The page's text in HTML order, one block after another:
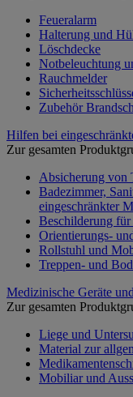
Feueralarm
Halterung und
Löschdecke
Notbeleuchtung
Rauchmelder
Zubehör
Hilfen bei
Zur gesamten
Absicherung von
Badezimmer,
eingeschränkter
Beschilderung
Orientierungs-
Rollstuhl und
Treppen- und
Medizinische Geräte
Zur gesamten
Liege und
Material zur
Mobiliar und